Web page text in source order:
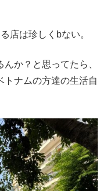
店は珍しくbない。
か？と思ってたら、
トナムの方達の生活自